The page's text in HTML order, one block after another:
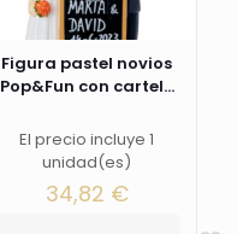
Figura pastel novios
Pop&Fun con cartel...
El precio incluye 1
unidad(es)
34,82 €